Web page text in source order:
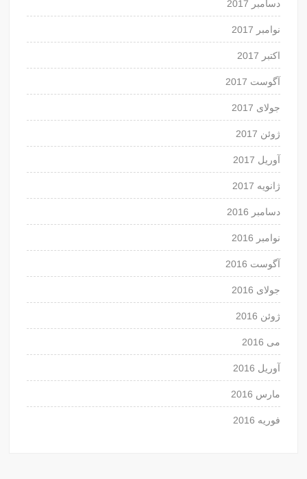
دسامبر 2017
نوامبر 2017
اکتبر 2017
آگوست 2017
جولای 2017
ژوئن 2017
آوریل 2017
ژانویه 2017
دسامبر 2016
نوامبر 2016
آگوست 2016
جولای 2016
ژوئن 2016
می 2016
آوریل 2016
مارس 2016
فوریه 2016